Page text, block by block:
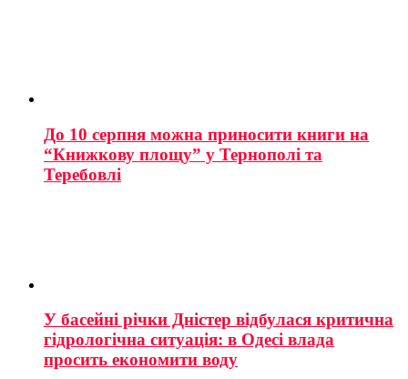
До 10 серпня можна приносити книги на
“Книжкову площу” у Тернополі та
Теребовлі
У басейні річки Дністер відбулася критична
гідрологічна ситуація: в Одесі влада
просить економити воду